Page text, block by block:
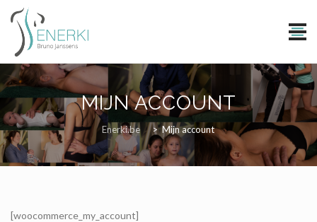
Skip
to
content
MIJN ACCOUNT
Enerki.be >Mijn account
[woocommerce_my_account]